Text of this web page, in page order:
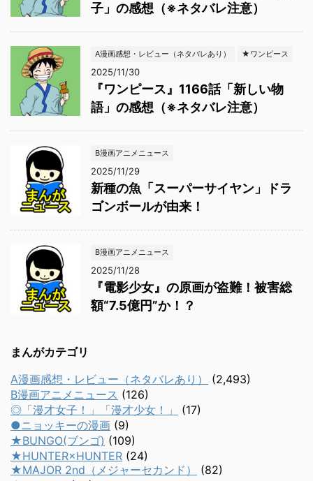
子」の感想（※ネタバレ注意）
A漫画感想・レビュー（ネタバレあり） ★ワンピース
2025/11/30
『ワンピース』1166話「新しい物
語」の感想（※ネタバレ注意）
B漫画アニメニュース
2025/11/29
新種の魚「スーパーサイヤン」ドラ
ゴンボールが由来！
B漫画アニメニュース
2025/11/28
『電影少女』の原画が盗難！被害総
額“7.5億円”か！？
まんがカテゴリ
A漫画感想・レビュー（ネタバレあり）
(2,493)
B漫画アニメニュース (126)
◎「漫才女子！」「漫才少女！」
(17)
●ニョッキーの漫画 (9)
★BUNGO(ブンゴ) (109)
★HUNTER×HUNTER (24)
★MAJOR 2nd（メジャーセカンド）
(82)